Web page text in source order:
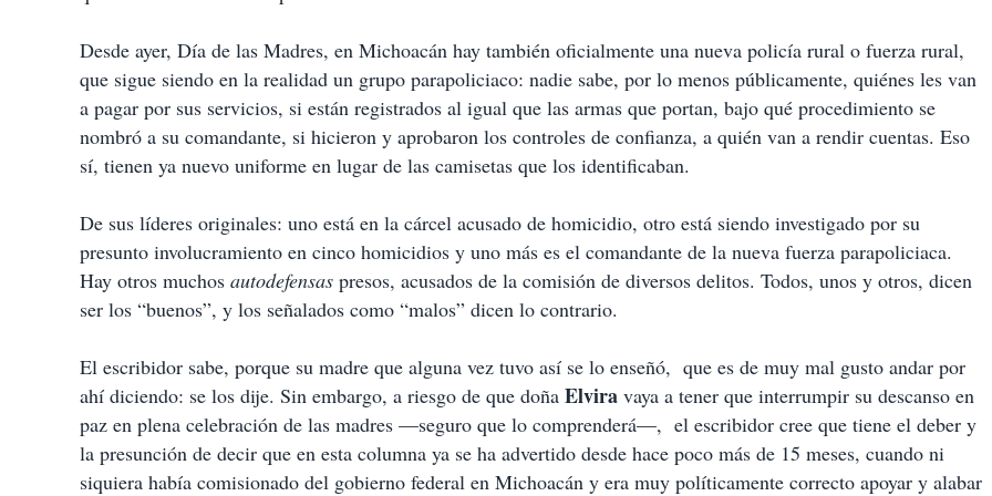
Desde ayer, Día de las Madres, en Michoacán hay también oficialmente una nueva policía rural o fuerza rural,
que sigue siendo en la realidad un grupo parapoliciaco: nadie sabe, por lo menos públicamente, quiénes les van
a pagar por sus servicios, si están registrados al igual que las armas que portan, bajo qué procedimiento se
nombró a su comandante, si hicieron y aprobaron los controles de confianza, a quién van a rendir cuentas. Eso
sí, tienen ya nuevo uniforme en lugar de las camisetas que los identificaban.
De sus líderes originales: uno está en la cárcel acusado de homicidio, otro está siendo investigado por su
presunto involucramiento en cinco homicidios y uno más es el comandante de la nueva fuerza parapoliciaca.
Hay otros muchos autodefensas presos, acusados de la comisión de diversos delitos. Todos, unos y otros, dicen
ser los “buenos”, y los señalados como “malos” dicen lo contrario.
El escribidor sabe, porque su madre que alguna vez tuvo así se lo enseñó, que es de muy mal gusto andar por
ahí diciendo: se los dije. Sin embargo, a riesgo de que doña Elvira vaya a tener que interrumpir su descanso en
paz en plena celebración de las madres —seguro que lo comprenderá—, el escribidor cree que tiene el deber y
la presunción de decir que en esta columna ya se ha advertido desde hace poco más de 15 meses, cuando ni
siquiera había comisionado del gobierno federal en Michoacán y era muy políticamente correcto apoyar y alabar